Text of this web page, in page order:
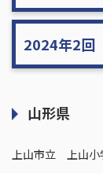
2024年2回
山形県
上山市立 上山小